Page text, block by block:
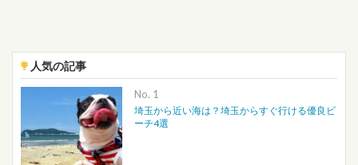
人気の記事
No.
埼玉から近い海は？埼玉からすぐ行ける優良ビ
ーチ4選